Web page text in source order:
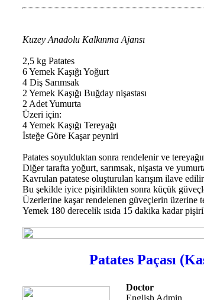
Kuzey Anadolu Kalkınma Ajansı
2,5 kg Patates
6 Yemek Kaşığı Yoğurt
4 Diş Sarımsak
2 Yemek Kaşığı Buğday nişastası
2 Adet Yumurta
Üzeri için:
4 Yemek Kaşığı Tereyağı
İsteğe Göre Kaşar peyniri
Patates soyulduktan sonra rendelenir ve
Diğer tarafta yoğurt, sarımsak, nişasta ve
Kavrulan patatese oluşturulan karışım ilave
Bu şekilde iyice pişirildikten sonra küçük
Üzerlerine kaşar rendelenen güveçlerin üzerine
Yemek 180 derecelik ısıda 15 dakika kadar
Patates Paçası
Doctor
English Admin